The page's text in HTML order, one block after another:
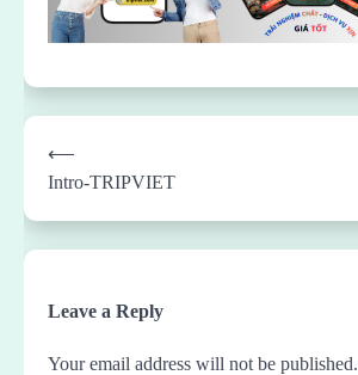
Post
navigation
⟵
Intro-TRIPVIET
Leave a Reply
Your email address will not be published.